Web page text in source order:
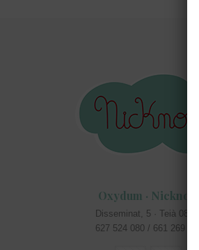
Oxydum · Nicknom
Disseminat, 5 · Teià 08329
627 524 080 / 661 269 583